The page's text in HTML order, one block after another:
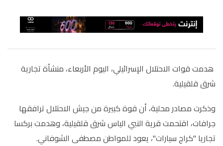
هدمت قوات الاحتلال الإسرائيلي، اليوم الأربعاء، منشأة تجارية
شرق قلقيلية.
وذكرت مصادر محلية، أن قوة كبيرة من جيش الاحتلال ترافقها
جرافات، اقتحمت قرية النبي الياس شرق قلقيلية، وهدمت بركسا
تجاريا "كراج سيارات"، يعود للمواطن مصطفى الشوفاني.